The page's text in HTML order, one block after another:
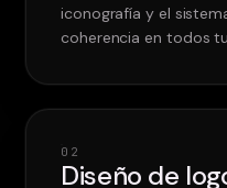
iconografía y el
coherencia en todos
0 2
Diseño de